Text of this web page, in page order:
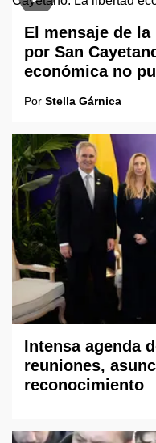
El mensaje de
por San
económica no
Por Stella Gárnica
Intensa agenda
reuniones,
reconocimiento